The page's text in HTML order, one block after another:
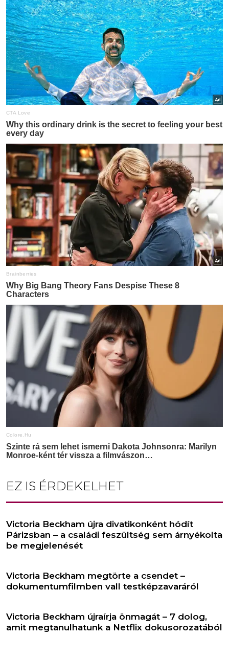
EZ IS ÉRDEKELHET
Victoria Beckham újra divatikonként hódít
Párizsban – a családi feszültség sem árnyékolta
be megjelenését
Victoria Beckham megtörte a csendet –
dokumentumfilmben vall testképzavaráról
Victoria Beckham újraírja önmagát – 7 dolog,
amit megtanulhatunk a Netflix dokusorozatából